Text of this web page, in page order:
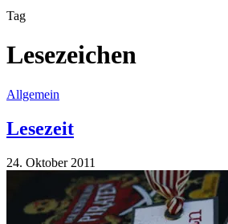
Tag
Lesezeichen
Allgemein
Lesezeit
24. Oktober 2011